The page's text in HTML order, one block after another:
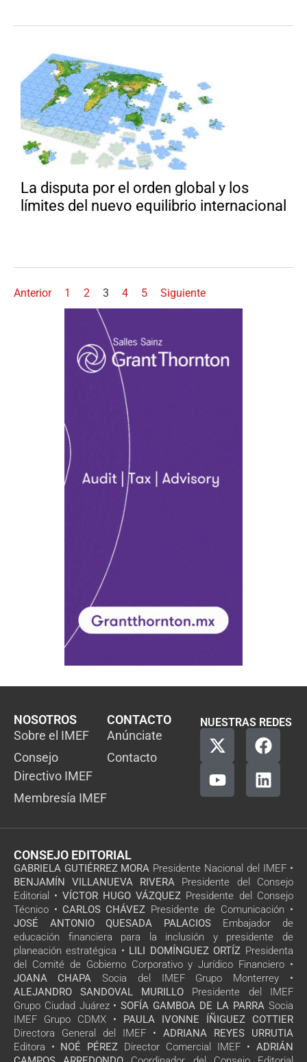
La disputa por el orden global y los
límites del nuevo equilibrio internacional
Anterior 1 2 3 4 5 Siguiente
NOSOTROS
Sobre el IMEF
Consejo
Directivo IMEF
Membresía IMEF
CONTACTO
Anúnciate
Contacto
NUESTRAS REDES
CONSEJO EDITORIAL
GABRIELA GUTIÉRREZ MORA Presidente Nacional del IMEF •
BENJAMÍN VILLANUEVA RIVERA Presidente del Consejo
Editorial • VÍCTOR HUGO VÁZQUEZ Presidente del Consejo
Técnico • CARLOS CHÁVEZ Presidente de Comunicación •
JOSÉ ANTONIO QUESADA PALACIOS Embajador de
educación financiera para la inclusión y presidente de
planeación estratégica • LILI DOMÍNGUEZ ORTÍZ Presidenta
del Comité de Gobierno Corporativo y Jurídico Financiero •
JOANA CHAPA Socia del IMEF Grupo Monterrey •
ALEJANDRO SANDOVAL MURILLO Presidente del IMEF
Grupo Ciudad Juárez • SOFÍA GAMBOA DE LA PARRA Socia
IMEF Grupo CDMX • PAULA IVONNE ÍÑIGUEZ COTTIER
Directora General del IMEF • ADRIANA REYES URRUTIA
Editora • NOÉ PÉREZ Director Comercial IMEF • ADRIÁN